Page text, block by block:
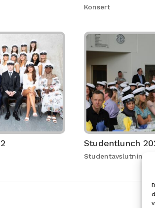
Konsert
Studentlunch
Studentavslutning